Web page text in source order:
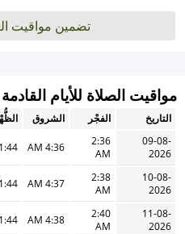
تضمين مواقيت
مواقيت الصلاة للأيام القادمة
التاريخ الفجْر الشروق
09-08-
2026
2:36
AM
4:36 AM
AM
10-08-
2026
2:38
AM
4:37 AM
AM
11-08-
2026
2:40
AM
4:38 AM
AM